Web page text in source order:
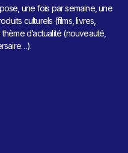
une fois par semaine, une
culturels (films, livres,
d’actualité (nouveauté,